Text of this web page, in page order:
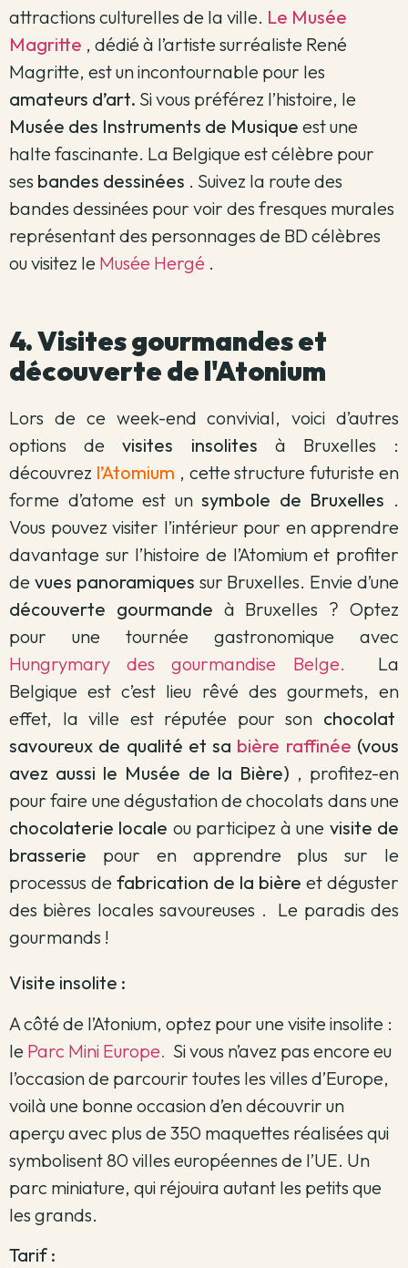
attractions culturelles de la ville. Le Musée
Magritte , dédié à l’artiste surréaliste René
Magritte, est un incontournable pour les
amateurs d’art. Si vous préférez l’histoire, le
Musée des Instruments de Musique est une
halte fascinante. La Belgique est célèbre pour
ses bandes dessinées . Suivez la route des
bandes dessinées pour voir des fresques murales
représentant des personnages de BD célèbres
ou visitez le Musée Hergé .
4. Visites gourmandes et
découverte de l'Atonium
Lors de ce week-end convivial, voici d’autres
options devisites insolites à Bruxelles :
découvrez l’Atomium , cette structure futuriste en
forme d’atome est unsymbole de Bruxelles .
Vous pouvez visiter l’intérieur pour en apprendre
davantage sur l’histoire de l’Atomium et profiter
de vues panoramiques sur Bruxelles. Envie d’une
découverte gourmande à Bruxelles ?Optez
pour une tournée gastronomique avec
Hungrymary des gourmandise Belge.
La
Belgique est c’est lieu rêvé des gourmets, en
effet, la ville est réputée pour son chocolat
savoureux de qualité et sa bière raffinée (vous
avez aussi le Musée de la Bière) , profitez-en
pour faire une dégustation de chocolats dans une
chocolaterie locale ou participez à une visite de
brasserie pour en apprendre plus sur le
processus de fabrication de la bière et déguster
des bières locales savoureuses . Le paradis des
gourmands !
Visite insolite :
A côté de l’Atonium, optez pour une visite insolite :
le Parc Mini Europe. Si vous n’avez pas encore eu
l’occasion de parcourir toutes les villes d’Europe,
voilà une bonne occasion d’en découvrir un
aperçu avec plus de 350 maquettes réalisées qui
symbolisent 80 villes européennes de l’UE. Un
parc miniature, qui réjouira autant les petits que
les grands.
Tarif :